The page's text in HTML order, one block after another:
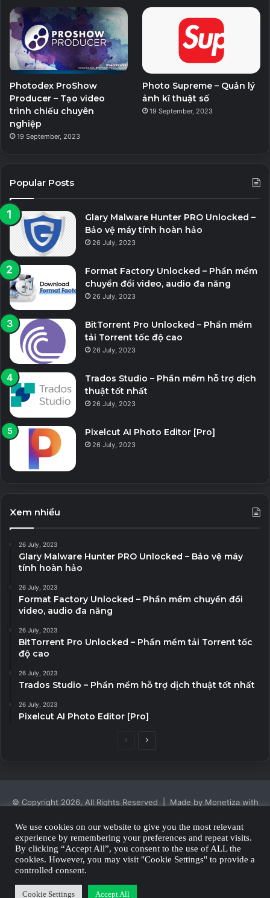
Photodex ProShow
Producer – Tạo video
trình chiếu chuyên
nghiệp
19 September, 2023
Photo Supreme – Quản lý
ảnh kĩ thuật số
19 September, 2023
Popular Posts
Glary Malware Hunter PRO Unlocked –
Bảo vệ máy tính hoàn hảo
26 July, 2023
Format Factory Unlocked – Phần mềm
chuyển đổi video, audio đa năng
26 July, 2023
BitTorrent Pro Unlocked – Phần mềm
tải Torrent tốc độ cao
26 July, 2023
Trados Studio – Phần mềm hỗ trợ dịch
thuật tốt nhất
26 July, 2023
Pixelcut AI Photo Editor [Pro]
26 July, 2023
Xem nhiều
26 July, 2023
Glary Malware Hunter PRO Unlocked – Bảo vệ máy
tính hoàn hảo
26 July, 2023
Format Factory Unlocked – Phần mềm chuyển đổi
video, audio đa năng
26 July, 2023
BitTorrent Pro Unlocked – Phần mềm tải Torrent tốc
độ cao
26 July, 2023
Trados Studio – Phần mềm hỗ trợ dịch thuật tốt nhất
26 July, 2023
Pixelcut AI Photo Editor [Pro]
PreviousNext
© Copyright 2026, All Rights Reserved | Made by Monetiza with
Privacy Policy
We use cookies on our website to give you the most relevant
experience by remembering your preferences and repeat visits.
By clicking “Accept All”, you consent to the use of ALL the
cookies. However, you may visit "Cookie Settings" to provide a
controlled consent.
Cookie Settings Accept All